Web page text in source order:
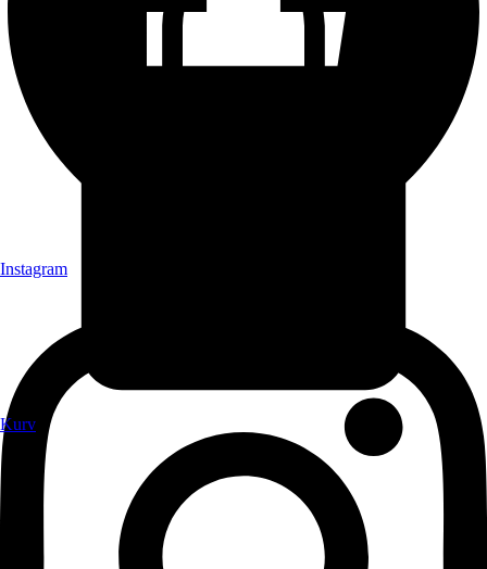
Kurv
Instagram